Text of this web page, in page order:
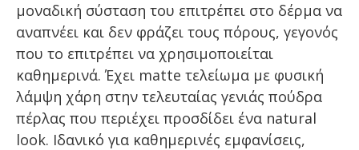
μοναδική σύσταση του επιτρέπει στο δέρμα να
αναπνέει και δεν φράζει τους πόρους, γεγονός
που το επιτρέπει να χρησιμοποιείται
καθημερινά. Έχει matte τελείωμα με φυσική
λάμψη χάρη στην τελευταίας γενιάς πούδρα
πέρλας που περιέχει προσδίδει ένα natural
look. Ιδανικό για καθημερινές εμφανίσεις,